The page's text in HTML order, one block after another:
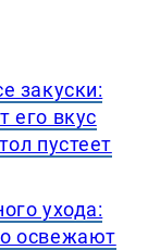
закуски:
его вкус
пустеет
ухода:
освежают